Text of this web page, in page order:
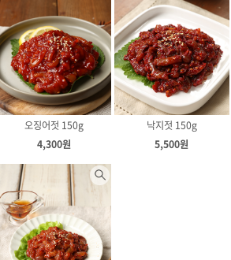
오징어젓 150g
4,300원
낙지젓 150g
5,500원